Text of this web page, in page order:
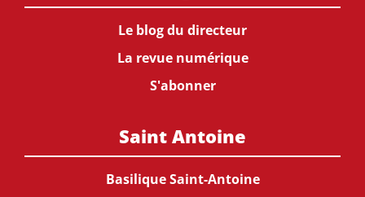
Le blog du directeur
La revue numérique
S'abonner
Saint Antoine
Basilique Saint-Antoine